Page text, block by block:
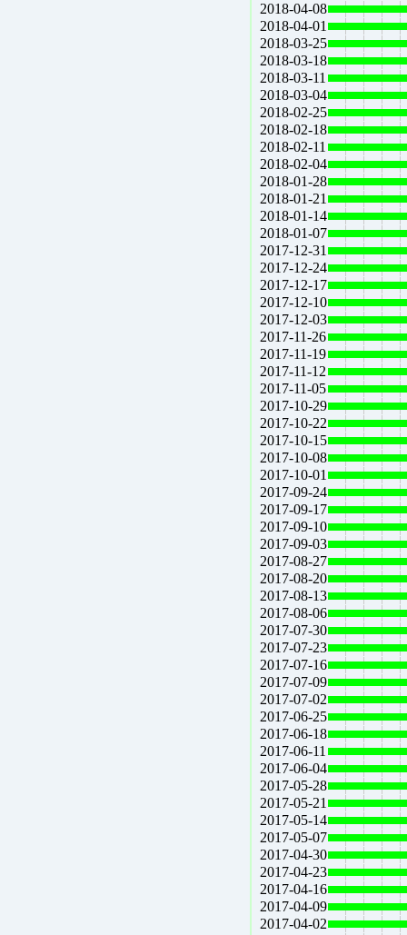
2018-04-08
2018-04-01
2018-03-25
2018-03-18
2018-03-11
2018-03-04
2018-02-25
2018-02-18
2018-02-11
2018-02-04
2018-01-28
2018-01-21
2018-01-14
2018-01-07
2017-12-31
2017-12-24
2017-12-17
2017-12-10
2017-12-03
2017-11-26
2017-11-19
2017-11-12
2017-11-05
2017-10-29
2017-10-22
2017-10-15
2017-10-08
2017-10-01
2017-09-24
2017-09-17
2017-09-10
2017-09-03
2017-08-27
2017-08-20
2017-08-13
2017-08-06
2017-07-30
2017-07-23
2017-07-16
2017-07-09
2017-07-02
2017-06-25
2017-06-18
2017-06-11
2017-06-04
2017-05-28
2017-05-21
2017-05-14
2017-05-07
2017-04-30
2017-04-23
2017-04-16
2017-04-09
2017-04-02